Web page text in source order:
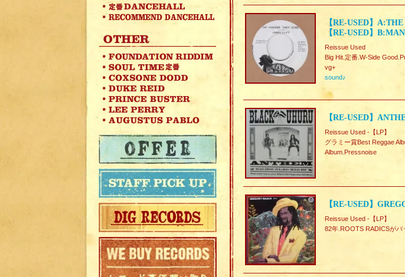
【RE-USED】
【RE-USED】
Reissue Used
Big Hit.定番.W-Side
vg+
sound♪
【RE-USED】
Reissue Used -【LP】
グラミー賞Best Reggae
Album.Pressnoise
【RE-USED】
Reissue Used -【LP】
82年.ROOTS RADICSが